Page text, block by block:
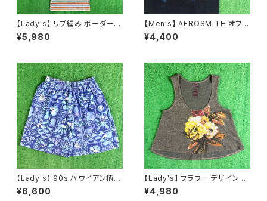
【Lady's】 リブ編み ボーダー
スキッパー ワンピース / 古着 ワ
ンピ 半袖 2262
¥5,980
【Men's】 AEROSMITH オフィ
シャルライセンス Tシャツ / 古
着 ティーシャツ T-Shirt ロック
¥4,400
【Lady's】 90s ハワイアン柄
ショートパンツ / 90年代 ハーフ
パンツ ハーパン ショーパン イ
¥6,600
【Lady's】 フラワー デザイン ラ
メ入り タンクトップ / アメリカ製
USA製 古着 レディース キャミ
¥4,980